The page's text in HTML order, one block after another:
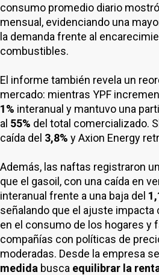
consumo promedio diario mostró
mensual, evidenciando una
la demanda frente al
combustibles.
El informe también revela un
mercado: mientras YPF
1% interanual y mantuvo una
al 55% del total comercializado.
caída del 3,8% y Axion Energy
Además, las naftas registraron
que el gasoil, con una caída en
interanual frente a una baja del
señalando que el ajuste impacta
en el consumo de los hogares y
compañías con políticas de
moderadas. Desde la empresa
medida busca equilibrar la